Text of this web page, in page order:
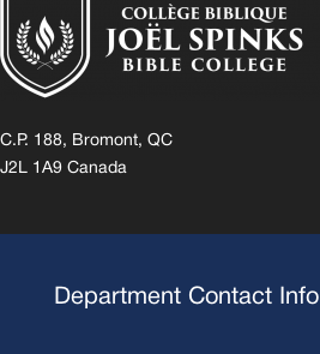
C.P. 188, Bromont, QC
J2L 1A9 Canada
Department Contact Info